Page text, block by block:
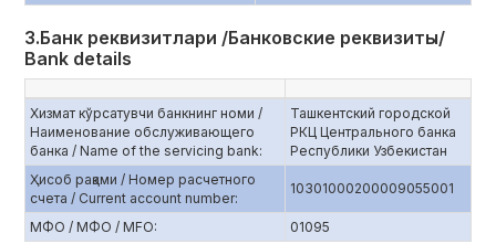
3.Банк реквизитлари /Банковские реквизиты/
Bank details
Хизмат кўрсатувчи банкнинг номи /
Наименование обслуживающего
банка / Name of the servicing bank:
Ташкентский городской
РКЦ Центрального банка
Республики Узбекистан
Ҳисоб рақами / Номер расчетного
счета / Current account number:
10301000200009055001
МФО / МФО / MFO: 01095